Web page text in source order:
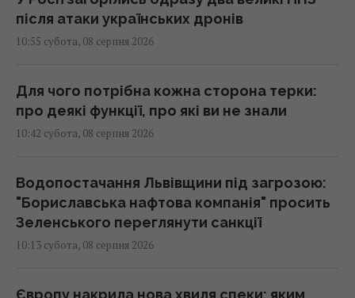
після атаки українських дронів
10:55 субота, 08 серпня 2026
Для чого потрібна кожна сторона терки:
про деякі функції, про які ви не знали
10:42 субота, 08 серпня 2026
Водопостачання Львівщини під загрозою:
"Бориславська нафтова компанія" просить
Зеленського переглянути санкції
10:13 субота, 08 серпня 2026
Європу накрила нова хвиля спеки: яким